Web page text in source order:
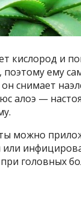
кислород и
поэтому ему
снимает
алоэ —
можно
головных